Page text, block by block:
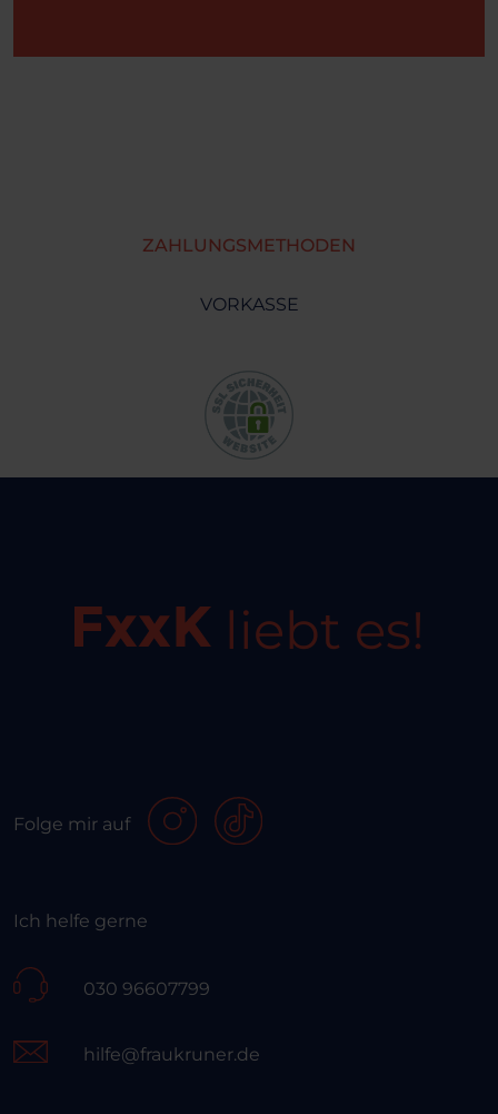
ZAHLUNGSMETHODEN
VORKASSE
liebt es!
Folge mir auf
Ich helfe gerne
030 96607799
hilfe@fraukruner.de